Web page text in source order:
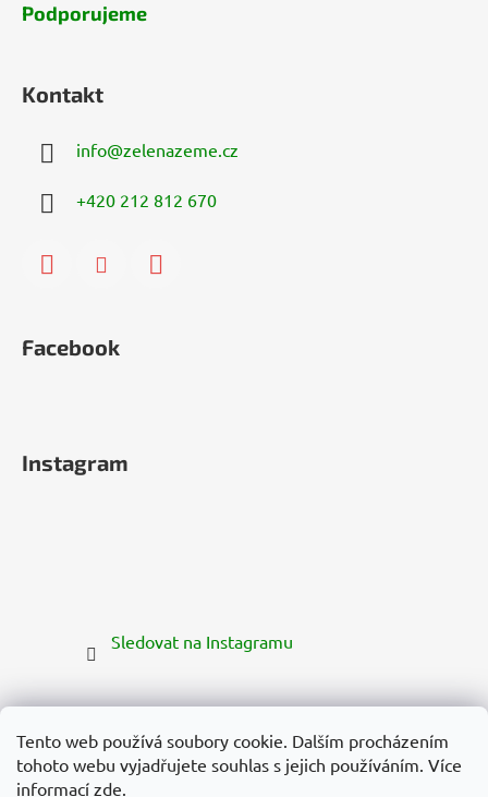
Tento web používá soubory cookie. Dalším procházením
tohoto webu vyjadřujete souhlas s jejich používáním. Více
informací zde.
Podporujeme
Kontakt
info@zelenazeme.cz
+420 212 812 670
Facebook
Instagram
Sledovat na Instagramu